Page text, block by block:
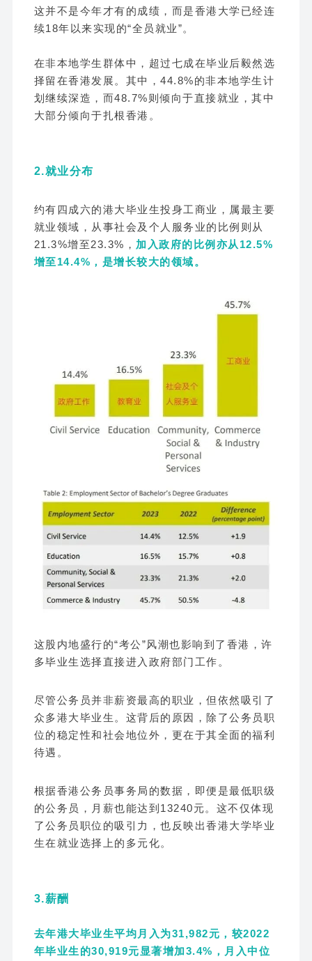
这并不是今年才有的成绩，而是香港大学已经连
续18年以来实现的“全员就业”。
在非本地学生群体中，超过七成在毕业后毅然选
择留在香港发展。其中，44.8%的非本地学生计
划继续深造，而48.7%则倾向于直接就业，其中
大部分倾向于扎根香港。
2.就业分布
约有四成六的港大毕业生投身工商业，属最主要
就业领域，从事社会及个人服务业的比例则从
21.3%增至23.3%， 加入政府的比例亦从12.5%
增至14.4%，是增长较大的领域。
这股内地盛行的“考公”风潮也影响到了香港，许
多毕业生选择直接进入政府部门工作。
尽管公务员并非薪资最高的职业，但依然吸引了
众多港大毕业生。这背后的原因，除了公务员职
位的稳定性和社会地位外，更在于其全面的福利
待遇。
根据香港公务员事务局的数据，即便是最低职级
的公务员，月薪也能达到13240元。这不仅体现
了公务员职位的吸引力，也反映出香港大学毕业
生在就业选择上的多元化。
3.薪酬
去年港大毕业生平均月入为31,982元，较2022
年毕业生的30,919元显著增加3.4%，月入中位